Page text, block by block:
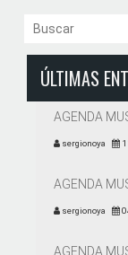
ÚLTIMAS
AGENDA
sergionoya
AGENDA
sergionoya
AGENDA